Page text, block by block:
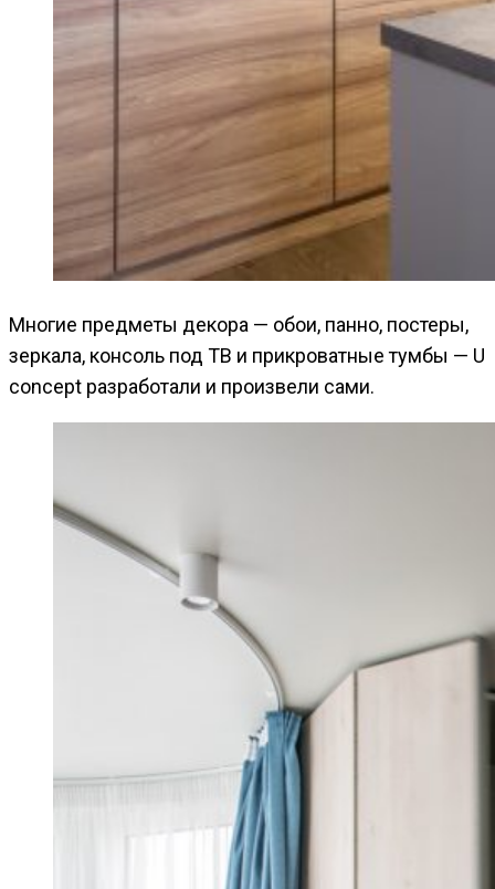
Многие предметы декора — обои, панно, постеры,
зеркала, консоль под ТВ и прикроватные тумбы — U
concept разработали и произвели сами.